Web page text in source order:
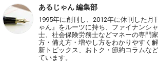
あるじゃん 編集部
1995年に創刊し、2012年に休刊した月
ゃん』をルーツに持ち、ファイナンシ
士、社会保険労務士などマネーの専門
方・備え方・増やし方をわかりやすく
新トピックス、おトク・節約コラムな
ています。